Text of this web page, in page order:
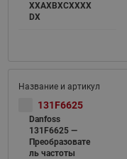
XXAXBXCXXXX
DX
131F6625
Danfoss
131F6625 —
Преобразовате
ль частоты